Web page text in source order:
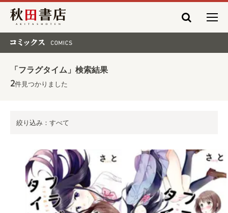
秋田書店
「フラグタイム」検索結果
2件見つかりました
絞り込み：すべて